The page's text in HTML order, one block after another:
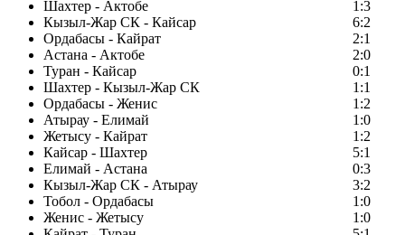
Шахтер - Актобе
1:3
Кызыл-Жар СК - Кайсар
6:2
Ордабасы - Кайрат
2:1
Астана - Актобе
2:0
Туран - Кайсар
0:1
Шахтер - Кызыл-Жар СК
1:1
Ордабасы - Женис
1:2
Атырау - Елимай
1:0
Жетысу - Кайрат
1:2
Кайсар - Шахтер
5:1
Елимай - Астана
0:3
Кызыл-Жар СК - Атырау
3:2
Тобол - Ордабасы
1:0
Женис - Жетысу
1:0